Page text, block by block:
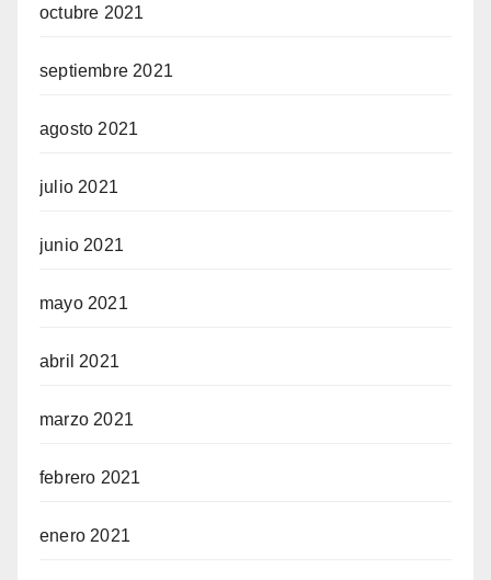
octubre 2021
septiembre 2021
agosto 2021
julio 2021
junio 2021
mayo 2021
abril 2021
marzo 2021
febrero 2021
enero 2021